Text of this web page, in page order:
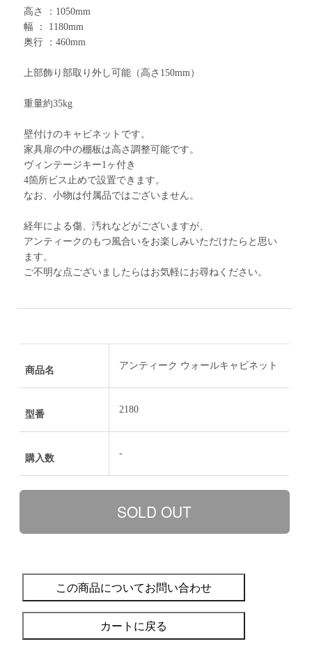
高さ ：1050mm
幅 ： 1180mm
奥行 ：460mm
上部飾り部取り外し可能（高さ150mm）
重量約35kg
壁付けのキャビネットです。
家具扉の中の棚板は高さ調整可能です。
ヴィンテージキー1ヶ付き
4箇所ビス止めで設置できます。
なお、小物は付属品ではございません。
経年による傷、汚れなどがございますが、
アンティークのもつ風合いをお楽しみいただけたらと思い
ます。
ご不明な点ございましたらはお気軽にお尋ねください。
商品名 アンティーク ウォールキャビネット
型番 2180
購入数 -
この商品についてお問い合わせ
カートに戻る